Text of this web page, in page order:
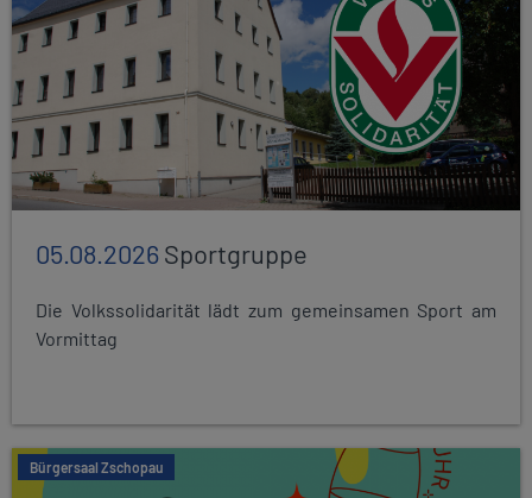
05.08.2026Sportgruppe
Die Volkssolidarität lädt zum gemeinsamen Sport am
Vormittag
Bürgersaal Zschopau